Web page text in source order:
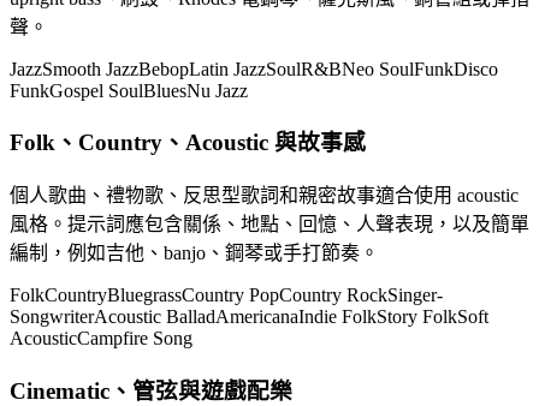
聲。
JazzSmooth JazzBebopLatin JazzSoulR&BNeo SoulFunkDisco
FunkGospel SoulBluesNu Jazz
Folk、Country、Acoustic 與故事感
個人歌曲、禮物歌、反思型歌詞和親密故事適合使用 acoustic
風格。提示詞應包含關係、地點、回憶、人聲表現，以及簡單
編制，例如吉他、banjo、鋼琴或手打節奏。
FolkCountryBluegrassCountry PopCountry RockSinger-
SongwriterAcoustic BalladAmericanaIndie FolkStory FolkSoft
AcousticCampfire Song
Cinematic、管弦與遊戲配樂